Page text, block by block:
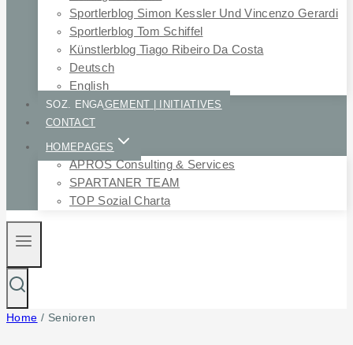
Sportlerblog Simon Kessler Und Vincenzo Gerardi
Sportlerblog Tom Schiffel
Künstlerblog Tiago Ribeiro Da Costa
Deutsch
English
SOZ. ENGAGEMENT | INITIATIVES
CONTACT
HOMEPAGES
APROS Consulting & Services
SPARTANER TEAM
TOP Sozial Charta
Home / Senioren